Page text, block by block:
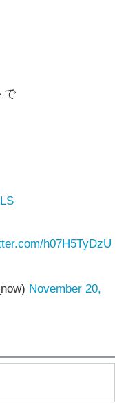
で
h07H5TyDzU
November 20,